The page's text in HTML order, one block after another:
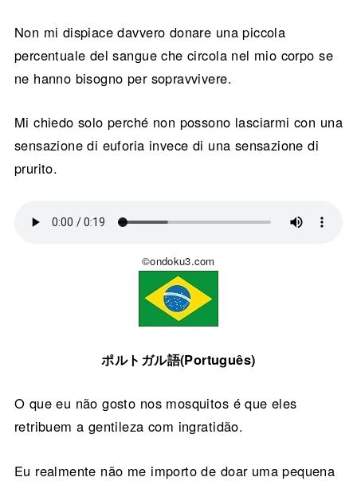
Non mi dispiace davvero donare una piccola
percentuale del sangue che circola nel mio corpo se
ne hanno bisogno per sopravvivere.
Mi chiedo solo perché non possono lasciarmi con una
sensazione di euforia invece di una sensazione di
prurito.
©ondoku3.com
ポルトガル語(Português)
O que eu não gosto nos mosquitos é que eles
retribuem a gentileza com ingratidão.
Eu realmente não me importo de doar uma pequena